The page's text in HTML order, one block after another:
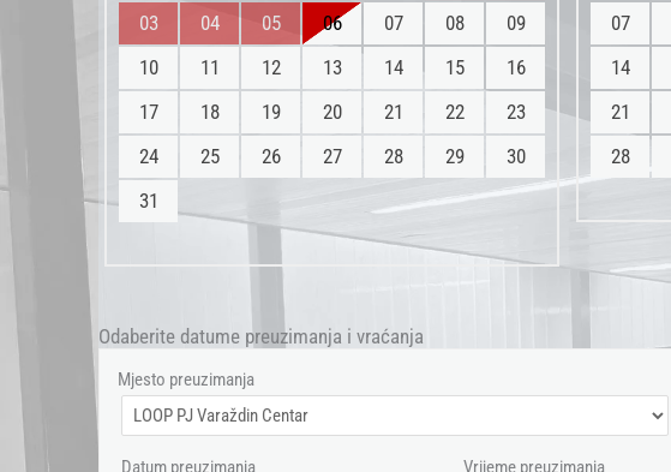
03
04 05 06 07 08
09
10
11 12 13 14 15
16
17
18 19 20 21 22
23
24
25 26 27 28 29
30
31
07
14
21
28
Odaberite datume preuzimanja i vraćanja
Mjesto preuzimanja